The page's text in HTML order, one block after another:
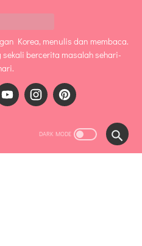
Korea, menulis dan membaca.
bercerita masalah sehari-